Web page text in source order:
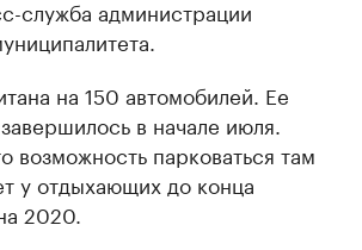
служба администрации
на 150 автомобилей. Ее
в начале июля.
возможность парковаться там
у отдыхающих до конца
2020.